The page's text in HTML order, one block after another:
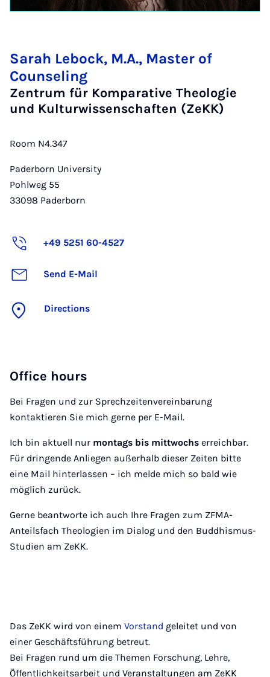
Sarah Lebock, M.A., Master of
Counseling
Zentrum für Komparative Theologie
und Kulturwissenschaften (ZeKK)
Room N4.347
Paderborn University
Pohlweg 55
33098 Paderborn
+49 5251 60-4527
Send E-Mail
Directions
Office hours
Bei Fragen und zur Sprechzeitenvereinbarung
kontaktieren Sie mich gerne per E-Mail.
Ich bin aktuell nur montags bis mittwochs erreichbar.
Für dringende Anliegen außerhalb dieser Zeiten bitte
eine Mail hinterlassen – ich melde mich so bald wie
möglich zurück.
Gerne beantworte ich auch Ihre Fragen zum ZFMA-
Anteilsfach Theologien im Dialog und den Buddhismus-
Studien am ZeKK.
Das ZeKK wird von einem Vorstand geleitet und von
einer Geschäftsführung betreut.
Bei Fragen rund um die Themen Forschung, Lehre,
Öffentlichkeitsarbeit und Veranstaltungen am ZeKK